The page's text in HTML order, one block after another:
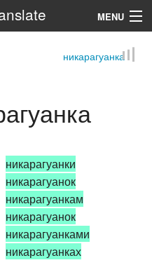
MENU
никарагуанка
никарагуанки
никарагуанок
никарагуанкам
никарагуанок
никарагуанками
никарагуанках